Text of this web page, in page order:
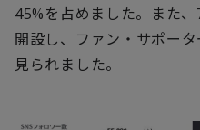
45%を占めました。また
開設し、ファン・サポー
見られました。